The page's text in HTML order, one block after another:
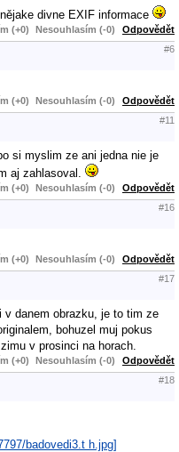
divne EXIF informace
(+0) Nesouhlasím (-0) Odpovědět
#6
(+0) Nesouhlasím (-0) Odpovědět
#11
si myslim ze ani jedna nie je
aj zahlasoval.
(+0) Nesouhlasím (-0) Odpovědět
#16
(+0) Nesouhlasím (-0) Odpovědět
#17
v danem obrazku, je to tim ze
bohuzel muj pokus
v prosinci na horach.
(+0) Nesouhlasím (-0) Odpovědět
#18